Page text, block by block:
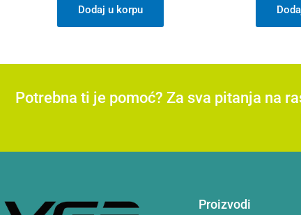
Dodaj u korpu
Potrebna ti je pomoć? Za sva pitanja na
Proizvodi